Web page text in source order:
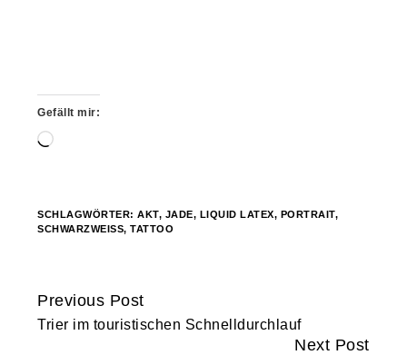
Gefällt mir:
Wird
SCHLAGWÖRTER:AKT, JADE, LIQUID LATEX, PORTRAIT,
SCHWARZWEISS
,TATTOO
Continue
Reading
Previous Post
Trier im touristischen Schnelldurchlauf
Next Post